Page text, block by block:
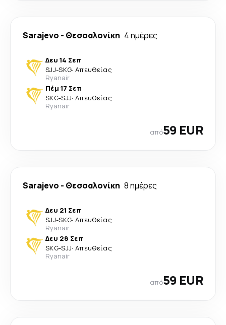
Sarajevo - Θεσσαλονίκη 4 ημέρες
Δευ 14 Σεπ
SJJ-SKG· Απευθείας
Ryanair
Πέμ 17 Σεπ
SKG-SJJ· Απευθείας
Ryanair
από59 EUR
Sarajevo - Θεσσαλονίκη 8 ημέρες
Δευ 21 Σεπ
SJJ-SKG· Απευθείας
Ryanair
Δευ 28 Σεπ
SKG-SJJ· Απευθείας
Ryanair
από59 EUR